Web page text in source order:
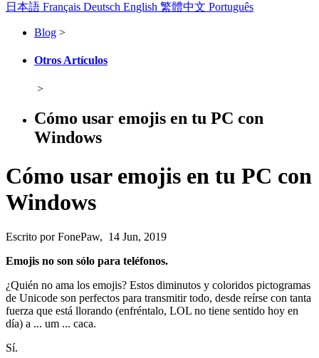
日本語 Français Deutsch English 繁體中文 Português
Blog >
Otros Artículos
>
Cómo usar emojis en tu PC con
Windows
Cómo usar emojis en tu PC con
Windows
Escrito por FonePaw, 14 Jun, 2019
Emojis no son sólo para teléfonos.
¿Quién no ama los emojis? Estos diminutos y coloridos pictogramas
de Unicode son perfectos para transmitir todo, desde reírse con tanta
fuerza que está llorando (enfréntalo, LOL no tiene sentido hoy en
día) a ... um ... caca.
Sí.